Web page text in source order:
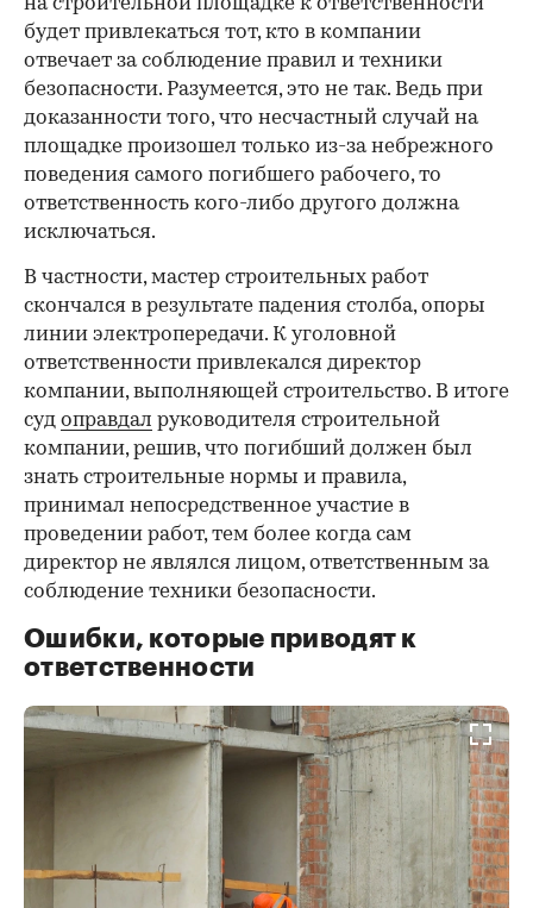
будет привлекаться тот, кто в компании
отвечает за соблюдение правил и техники
безопасности. Разумеется, это не так. Ведь при
доказанности того, что несчастный случай на
площадке произошел только из-за небрежного
поведения самого погибшего рабочего, то
ответственность кого-либо другого должна
исключаться.
В частности, мастер строительных работ
скончался в результате падения столба, опоры
линии электропередачи. К уголовной
ответственности привлекался директор
компании, выполняющей строительство. В итоге
суд оправдал руководителя строительной
компании, решив, что погибший должен был
знать строительные нормы и правила,
принимал непосредственное участие в
проведении работ, тем более когда сам
директор не являлся лицом, ответственным за
соблюдение техники безопасности.
Ошибки, которые приводят к
ответственности